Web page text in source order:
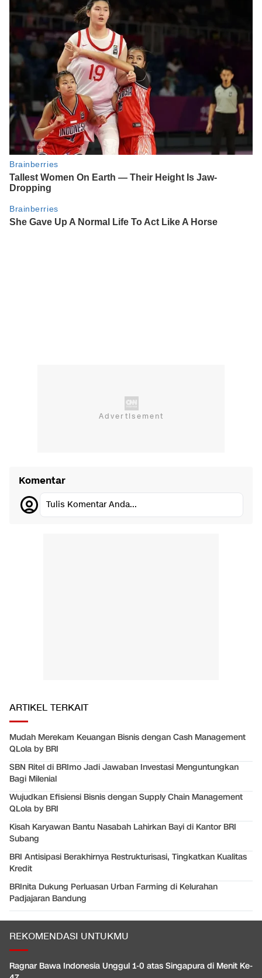
Komentar
Tulis Komentar Anda...
ARTIKEL TERKAIT
Mudah Merekam Keuangan Bisnis dengan Cash Management
QLola by BRI
SBN Ritel di BRImo Jadi Jawaban Investasi Menguntungkan
Bagi Milenial
Wujudkan Efisiensi Bisnis dengan Supply Chain Management
QLola by BRI
Kisah Karyawan Bantu Nasabah Lahirkan Bayi di Kantor BRI
Subang
BRI Antisipasi Berakhirnya Restrukturisasi, Tingkatkan Kualitas
Kredit
BRInita Dukung Perluasan Urban Farming di Kelurahan
Padjajaran Bandung
REKOMENDASI UNTUKMU
Ragnar Bawa Indonesia Unggul 1-0 atas Singapura di Menit Ke-